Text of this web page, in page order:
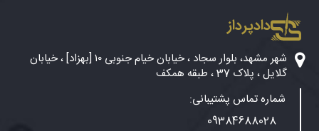
دادپرداز
شهر مشهد، بلوار سجاد ، خیابان خیام جنوبی ۱۰ [بهزاد] ، خیابان
گلایل ، پلاک 37 ، طبقه همکف
شماره تماس پشتیبانی:
09384688028